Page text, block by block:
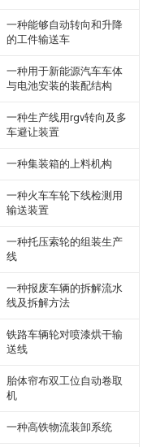
一种能够自动转向和升降
的工件输送车
一种用于新能源汽车车体
与电池安装的装配结构
一种生产线用rgv转向及多
车避让装置
一种集装箱的上料机构
一种火车车轮下线检测用
输送装置
一种托压索轮的组装生产
线
一种报废车辆的拆解流水
线及拆解方法
铁路车辆轮对喷漆烘干输
送线
胎体帘布双工位自动卷取
机
一种高铁物流装卸系统